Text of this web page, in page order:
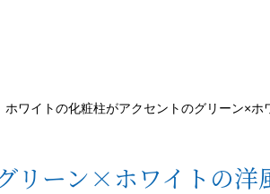
ホワイトの化粧柱がアクセントのグリーン×
リーン×ホワイトの